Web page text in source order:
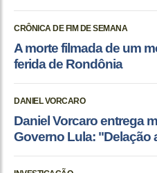
CRÔNICA DE FIM DE SEMANA
A morte filmada de um
ferida de Rondônia
DANIEL VORCARO
Daniel Vorcaro entrega
Governo Lula: "Delação